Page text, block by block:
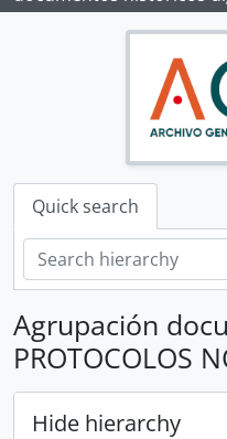
Quick search
Agrupación
PROTOCOLOS
Hide hierarchy